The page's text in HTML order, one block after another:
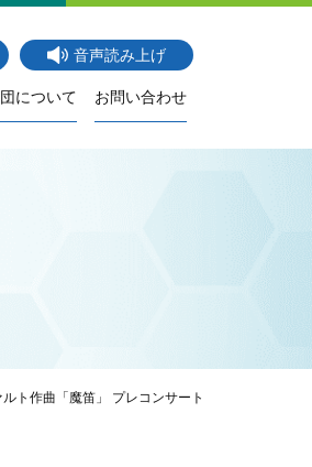
音声読み上げ
について お問い合わせ
ト作曲「魔笛」 プレコンサート